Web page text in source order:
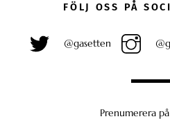
FÖLJ OSS PÅ
@gasetten
Prenumerera